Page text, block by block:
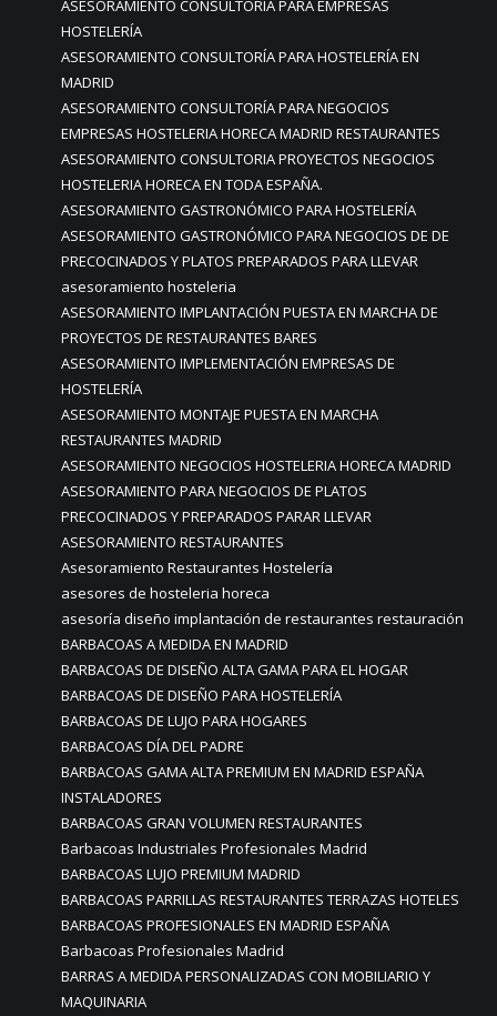
ASESORAMIENTO CONSULTORÍA PARA EMPRESAS
HOSTELERÍA
ASESORAMIENTO CONSULTORÍA PARA HOSTELERÍA EN
MADRID
ASESORAMIENTO CONSULTORÍA PARA NEGOCIOS
EMPRESAS HOSTELERIA HORECA MADRID RESTAURANTES
ASESORAMIENTO CONSULTORIA PROYECTOS NEGOCIOS
HOSTELERIA HORECA EN TODA ESPAÑA.
ASESORAMIENTO GASTRONÓMICO PARA HOSTELERÍA
ASESORAMIENTO GASTRONÓMICO PARA NEGOCIOS DE DE
PRECOCINADOS Y PLATOS PREPARADOS PARA LLEVAR
asesoramiento hosteleria
ASESORAMIENTO IMPLANTACIÓN PUESTA EN MARCHA DE
PROYECTOS DE RESTAURANTES BARES
ASESORAMIENTO IMPLEMENTACIÓN EMPRESAS DE
HOSTELERÍA
ASESORAMIENTO MONTAJE PUESTA EN MARCHA
RESTAURANTES MADRID
ASESORAMIENTO NEGOCIOS HOSTELERIA HORECA MADRID
ASESORAMIENTO PARA NEGOCIOS DE PLATOS
PRECOCINADOS Y PREPARADOS PARAR LLEVAR
ASESORAMIENTO RESTAURANTES
Asesoramiento Restaurantes Hostelería
asesores de hosteleria horeca
asesoría diseño implantación de restaurantes restauración
BARBACOAS A MEDIDA EN MADRID
BARBACOAS DE DISEÑO ALTA GAMA PARA EL HOGAR
BARBACOAS DE DISEÑO PARA HOSTELERÍA
BARBACOAS DE LUJO PARA HOGARES
BARBACOAS DÍA DEL PADRE
BARBACOAS GAMA ALTA PREMIUM EN MADRID ESPAÑA
INSTALADORES
BARBACOAS GRAN VOLUMEN RESTAURANTES
Barbacoas Industriales Profesionales Madrid
BARBACOAS LUJO PREMIUM MADRID
BARBACOAS PARRILLAS RESTAURANTES TERRAZAS HOTELES
BARBACOAS PROFESIONALES EN MADRID ESPAÑA
Barbacoas Profesionales Madrid
BARRAS A MEDIDA PERSONALIZADAS CON MOBILIARIO Y
MAQUINARIA